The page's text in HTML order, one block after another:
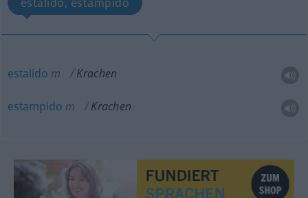
estalido m Krachen
estampido m Krachen